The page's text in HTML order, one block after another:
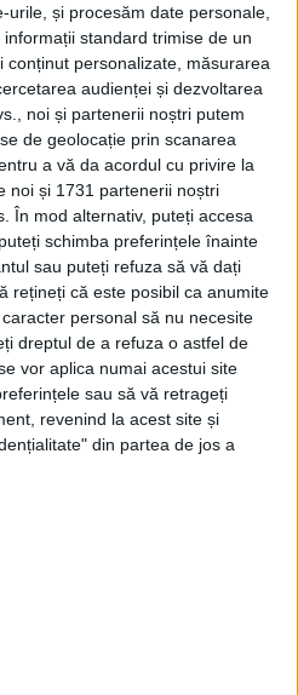
urile, și procesăm date personale,
standard trimise de un
conținut personalizate, măsurarea
audienței și dezvoltarea
noi și partenerii noștri putem
de geolocație prin scanarea
a vă da acordul cu privire la
noi și 1731 partenerii noștri
În mod alternativ, puteți accesa
schimba preferințele înainte
sau puteți refuza să vă dați
rețineți că este posibil ca anumite
personal să nu necesite
dreptul de a refuza o astfel de
vor aplica numai acestui site
sau să vă retrageți
revenind la acest site și
din partea de jos a
aduse acolo în
Cuba în 1795 și în cele
1898.
respinsă această
au fost luate probe
lui Columb, fiului
său Diego.
fi realizată în două
Europa și celălalt în
urmează să fie
a spus Storia.